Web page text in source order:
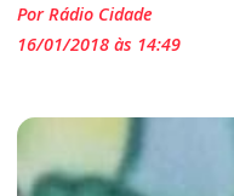
Por Rádio Cidade
16/01/2018 às 14:49